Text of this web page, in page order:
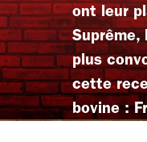
ont leur
Suprême,
plus
cette
bovine :